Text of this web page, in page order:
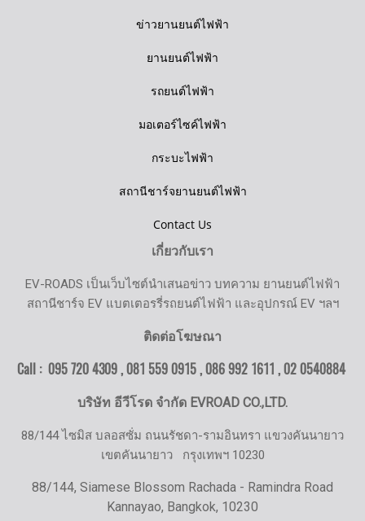
ข่าวยานยนต์ไฟฟ้า
ยานยนต์ไฟฟ้า
รถยนต์ไฟฟ้า
มอเตอร์ไซค์ไฟฟ้า
กระบะไฟฟ้า
สถานีชาร์จยานยนต์ไฟฟ้า
Contact Us
เกี่ยวกับเรา
EV-ROADS เป็นเว็บไซต์นำเสนอข่าว บทความ ยานยนต์ไฟฟ้า
สถานีชาร์จ EV แบตเตอรรี่รถยนต์ไฟฟ้า และอุปกรณ์ EV ฯลฯ
ติดต่อโฆษณา
Call : 095 720 4309 , 081 559 0915 , 086 992 1611 ,02 0540884
บริษัท อีวีโรด จำกัด EVROAD CO.,LTD.
88/144 ไซมิส บลอสซั่ม ถนนรัชดา-รามอินทรา แขวงคันนายาว
เขตคันนายาว กรุงเทพฯ 10230
88/144, Siamese Blossom Rachada - Ramindra Road
Kannayao, Bangkok, 10230